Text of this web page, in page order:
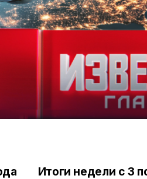
Итоги недели с 3